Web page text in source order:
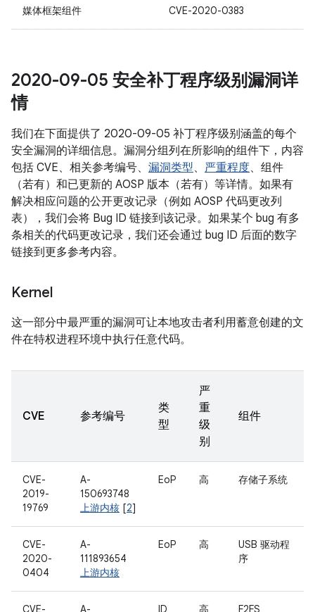
媒体框架组件 CVE-2020-0383
2020-09-05 安全补丁程序级别漏洞详
情
我们在下面提供了 2020-09-05 补丁程序级别涵盖的每个
安全漏洞的详细信息。漏洞分组列在所影响的组件下，内容
包括 CVE、相关参考编号、 漏洞类型、 严重程度、组件
（若有）和已更新的 AOSP 版本（若有）等详情。如果有
解决相应问题的公开更改记录（例如 AOSP 代码更改列
表），我们会将 Bug ID 链接到该记录。如果某个 bug 有多
条相关的代码更改记录，我们还会通过 bug ID 后面的数字
链接到更多参考内容。
Kernel
这一部分中最严重的漏洞可让本地攻击者利用蓄意创建的文
件在特权进程环境中执行任意代码。
CVE 参考编号
类
型
严
重
级
别
组件
CVE-
2019-
19769
A-
150693748
上游内核 [2]
EoP 高 存储子系统
CVE-
2020-
0404
A-
111893654
上游内核
EoP 高
USB 驱动程
序
CVE- A- ID 高 F2FS